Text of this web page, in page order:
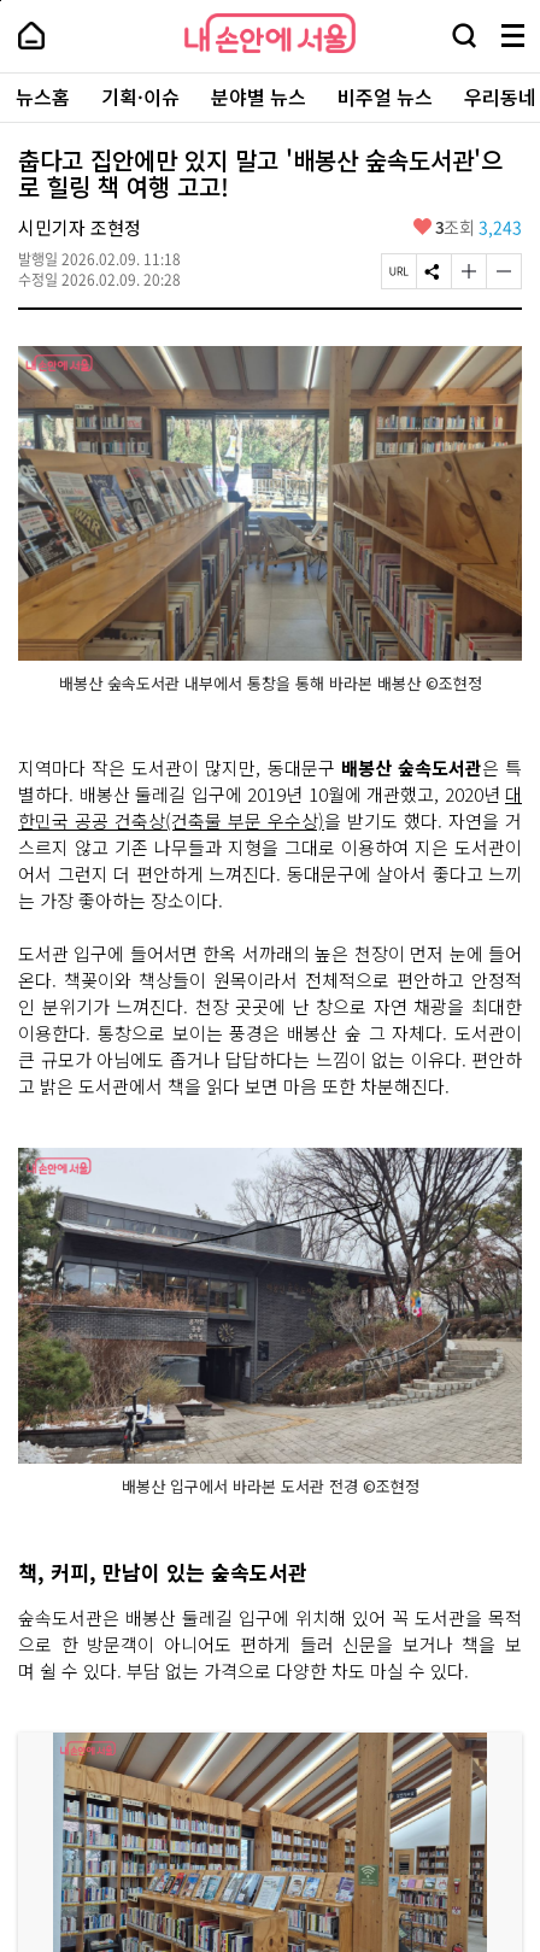
본
로
가
내
손
안
에
서
울
-
서
울
시
대
표
소
통
포
내
손
에
울
검
창
열
기
메
뉴
전
체
보
주
요
서
뉴스홈 기획·이슈 분야별 뉴스 비주얼 뉴스 우리동
춥다고 집안에만 있지 말고 '배봉산 숲속도서관'으
로 힐링 책 여행 고고!
시민기자 조현정
발행일 2026.02.09. 11:18
수정일 2026.02.09. 20:28
좋
요
3조회 3,243
페
이
U
L
복
사
S
N
공
유
하
기
글
자
기
크
게
변
경
하
글
자
기
작
게
변
경
하
배봉산 숲속도서관 내부에서 통창을 통해 바라본 배봉산 ©조현정
지역마다 작은 도서관이 많지만, 동대문구 배봉산 숲속도서관은 특
별하다. 배봉산 둘레길 입구에 2019년 10월에 개관했고, 2020년 대
한민국 공공 건축상(건축물 부문 우수상)을 받기도 했다. 자연을 거
스르지 않고 기존 나무들과 지형을 그대로 이용하여 지은 도서관이
어서 그런지 더 편안하게 느껴진다. 동대문구에 살아서 좋다고 느끼
는 가장 좋아하는 장소이다.
도서관 입구에 들어서면 한옥 서까래의 높은 천장이 먼저 눈에 들어
온다. 책꽂이와 책상들이 원목이라서 전체적으로 편안하고 안정적
인 분위기가 느껴진다. 천장 곳곳에 난 창으로 자연 채광을 최대한
이용한다. 통창으로 보이는 풍경은 배봉산 숲 그 자체다. 도서관이
큰 규모가 아님에도 좁거나 답답하다는 느낌이 없는 이유다. 편안하
고 밝은 도서관에서 책을 읽다 보면 마음 또한 차분해진다.
배봉산 입구에서 바라본 도서관 전경 ©조현정
책, 커피, 만남이 있는 숲속도서관
숲속도서관은 배봉산 둘레길 입구에 위치해 있어 꼭 도서관을 목적
으로 한 방문객이 아니어도 편하게 들러 신문을 보거나 책을 보
며 쉴 수 있다. 부담 없는 가격으로 다양한 차도 마실 수 있다.
페
상
단
로